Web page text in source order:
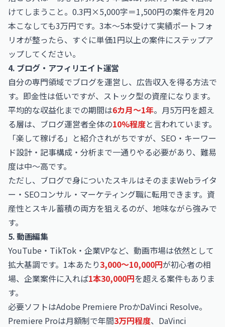
けてしまうこと。0.3円×5,000字＝1,500円の案件を月20
本こなしても3万円です。3本〜5本受けて実績ポートフォ
リオが整ったら、すぐに単価1円以上の案件にステップア
ップしてください。
4. ブログ・アフィリエイト運営
自分の専門領域でブログを運営し、広告収入を得る方法で
す。即金性は低いですが、ストック型の資産になります。
平均的な収益化までの期間は6カ月〜1年。月5万円を超え
る層は、ブログ運営者全体の10%程度と言われています。
「楽して稼げる」と紹介されがちですが、SEO・キーワー
ド設計・記事構成・分析まで一通りやる必要があり、難易
度は中〜高です。
ただし、ブログで身についたスキルはそのままWebライタ
ー・SEOコンサル・マーケティング職に転用できます。資
産性とスキル蓄積の両方を狙えるのが、地味ながら強みで
す。
5. 動画編集
YouTube・TikTok・企業VPなど、動画市場は依然として
拡大基調です。1本あたり3,000〜10,000円が初心者の相
場、企業案件に入れば1本30,000円を超える案件もありま
す。
必要ソフトはAdobe Premiere ProかDaVinci Resolve。
Premiere Proは月額制で年間3万円程度、DaVinci